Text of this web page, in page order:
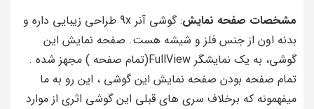
مشخصات صفحه نمایش
: گوشی آنر 9x طراحی زیبایی داره و
بدنه‌ اون از جنس فلز و شیشه هست. صفحه نمایش این
گوشی، به یک نمایشگر FullView(تمام صفحه ) مجهز شده .
تمام صفحه بودن صفحه نمایش این گوشی ، این رو به ما
میفهمونه که برخلاف سری های قبلی این گوشی اثری از موارد